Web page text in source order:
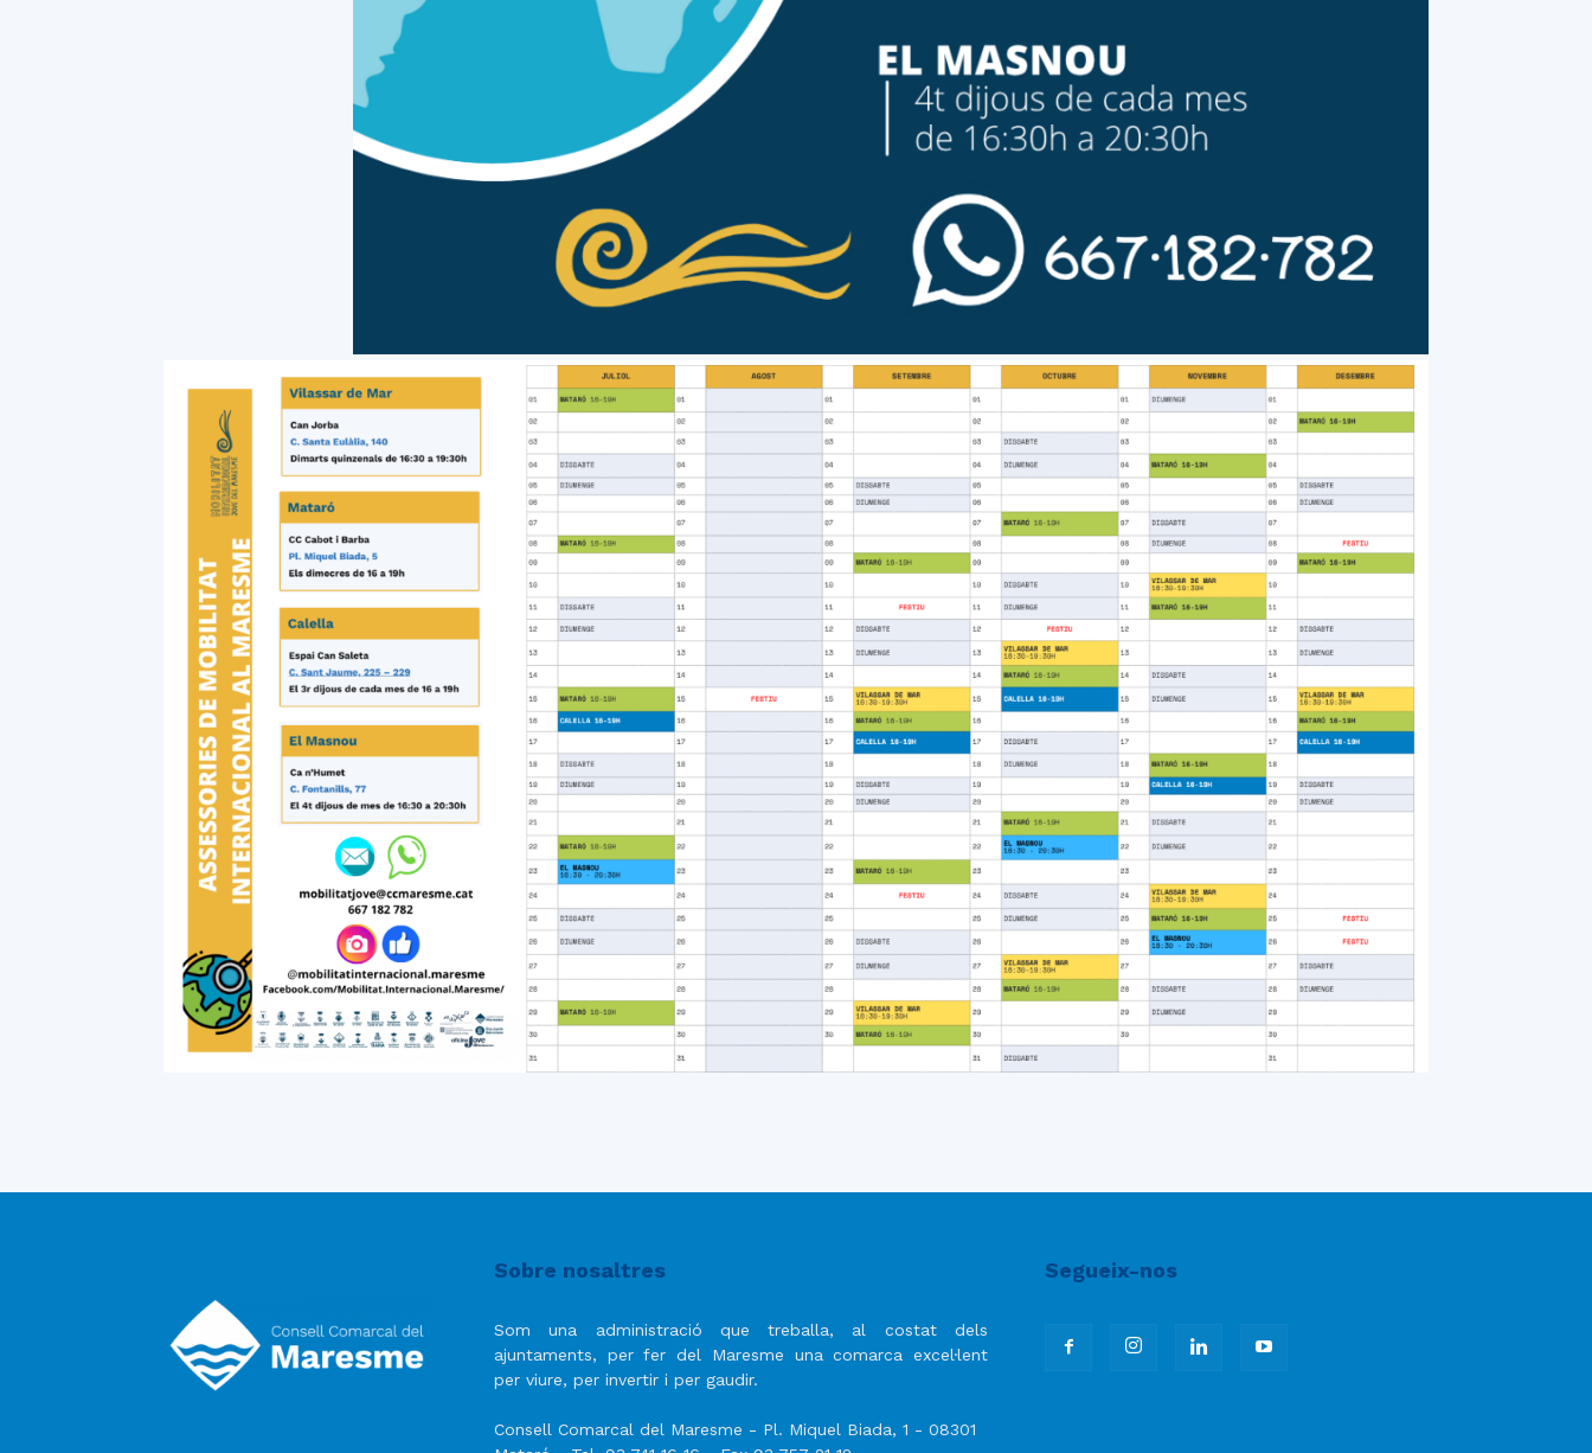
Sobre nosaltres
Som una administració que treballa, al costat dels
ajuntaments, per fer del Maresme una comarca excel·lent
per viure, per invertir i per gaudir.
Consell Comarcal del Maresme - Pl. Miquel Biada, 1 - 08301
Segueix-nos